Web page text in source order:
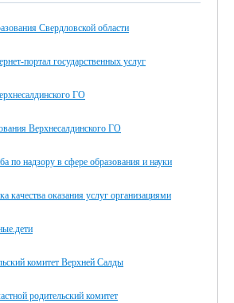
Свердловской области
портал государственных услуг
ГО
Верхнесалдинского ГО
по надзору в сфере образования и науки
качества оказания услуг организациями
комитет Верхней Салды
родительский комитет